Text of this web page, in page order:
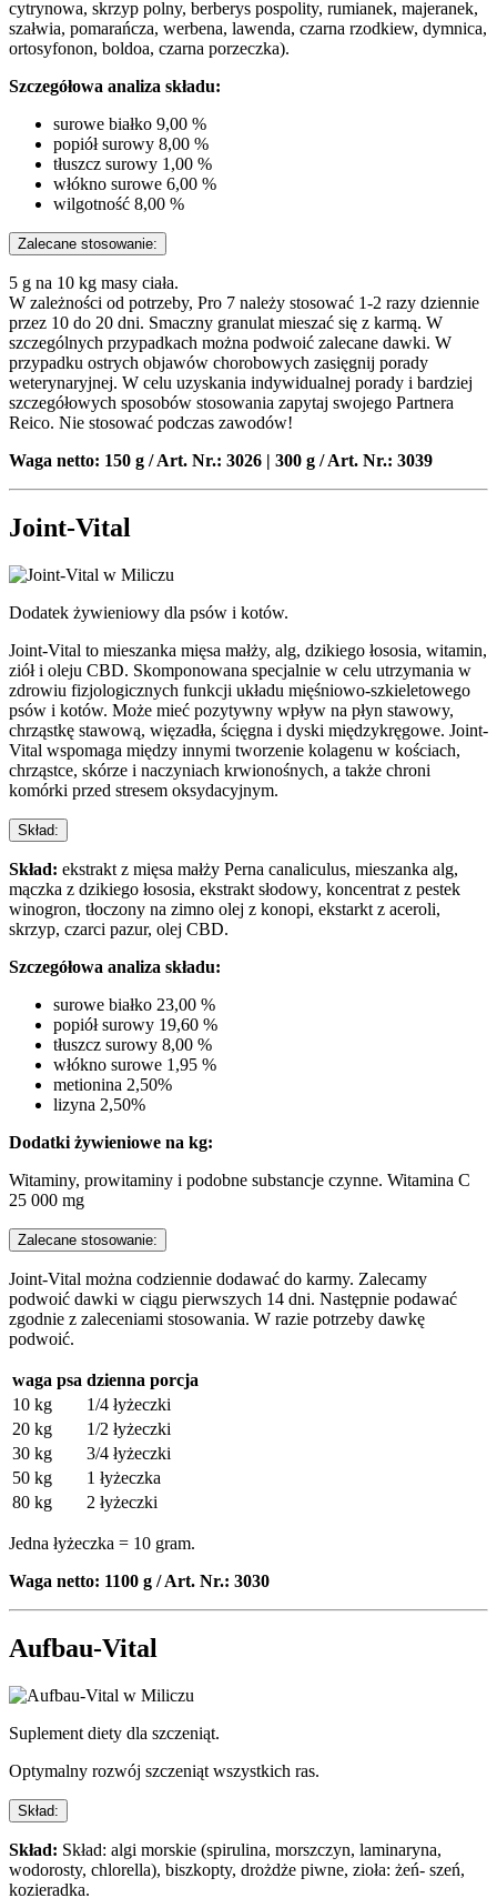
cytrynowa, skrzyp polny, berberys pospolity, rumianek, majeranek,
szałwia, pomarańcza, werbena, lawenda, czarna rzodkiew, dymnica,
ortosyfonon, boldoa, czarna porzeczka).
Szczegółowa analiza składu:
surowe białko 9,00 %
popiół surowy 8,00 %
tłuszcz surowy 1,00 %
włókno surowe 6,00 %
wilgotność 8,00 %
Zalecane stosowanie:
5 g na 10 kg masy ciała.
W zależności od potrzeby, Pro 7 należy stosować 1-2 razy dziennie
przez 10 do 20 dni. Smaczny granulat mieszać się z karmą. W
szczególnych przypadkach można podwoić zalecane dawki. W
przypadku ostrych objawów chorobowych zasięgnij porady
weterynaryjnej. W celu uzyskania indywidualnej porady i bardziej
szczegółowych sposobów stosowania zapytaj swojego Partnera
Reico. Nie stosować podczas zawodów!
Waga netto: 150 g / Art. Nr.: 3026 | 300 g / Art. Nr.: 3039
Joint-Vital
Dodatek żywieniowy dla psów i kotów.
Joint-Vital to mieszanka mięsa małży, alg, dzikiego łososia, witamin,
ziół i oleju CBD. Skomponowana specjalnie w celu utrzymania w
zdrowiu fizjologicznych funkcji układu mięśniowo-szkieletowego
psów i kotów. Może mieć pozytywny wpływ na płyn stawowy,
chrząstkę stawową, więzadła, ścięgna i dyski międzykręgowe. Joint-
Vital wspomaga między innymi tworzenie kolagenu w kościach,
chrząstce, skórze i naczyniach krwionośnych, a także chroni
komórki przed stresem oksydacyjnym.
Skład:
Skład: ekstrakt z mięsa małży Perna canaliculus, mieszanka alg,
mączka z dzikiego łososia, ekstrakt słodowy, koncentrat z pestek
winogron, tłoczony na zimno olej z konopi, ekstarkt z aceroli,
skrzyp, czarci pazur, olej CBD.
Szczegółowa analiza składu:
surowe białko 23,00 %
popiół surowy 19,60 %
tłuszcz surowy 8,00 %
włókno surowe 1,95 %
metionina 2,50%
lizyna 2,50%
Dodatki żywieniowe na kg:
Witaminy, prowitaminy i podobne substancje czynne. Witamina C
25 000 mg
Zalecane stosowanie:
Joint-Vital można codziennie dodawać do karmy. Zalecamy
podwoić dawki w ciągu pierwszych 14 dni. Następnie podawać
zgodnie z zaleceniami stosowania. W razie potrzeby dawkę
podwoić.
waga psa dzienna porcja
10 kg
1/4 łyżeczki
20 kg
1/2 łyżeczki
30 kg
3/4 łyżeczki
50 kg
1 łyżeczka
80 kg
2 łyżeczki
Jedna łyżeczka = 10 gram.
Waga netto: 1100 g / Art. Nr.: 3030
Aufbau-Vital
Suplement diety dla szczeniąt.
Optymalny rozwój szczeniąt wszystkich ras.
Skład:
Skład: Skład: algi morskie (spirulina, morszczyn, laminaryna,
wodorosty, chlorella), biszkopty, drożdże piwne, zioła: żeń- szeń,
kozieradka.